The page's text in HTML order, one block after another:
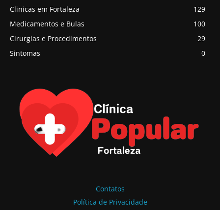
Clinicas em Fortaleza
129
Medicamentos e Bulas
100
Cirurgias e Procedimentos
29
Sintomas
0
Contatos
Política de Privacidade